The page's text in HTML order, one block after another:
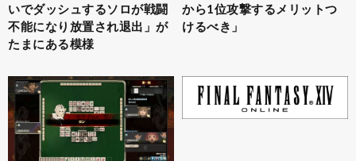
いでダッシュするソロが戦闘
不能になり放置され退出」が
たまにある模様
から1位攻撃するメリットつ
けるべき」